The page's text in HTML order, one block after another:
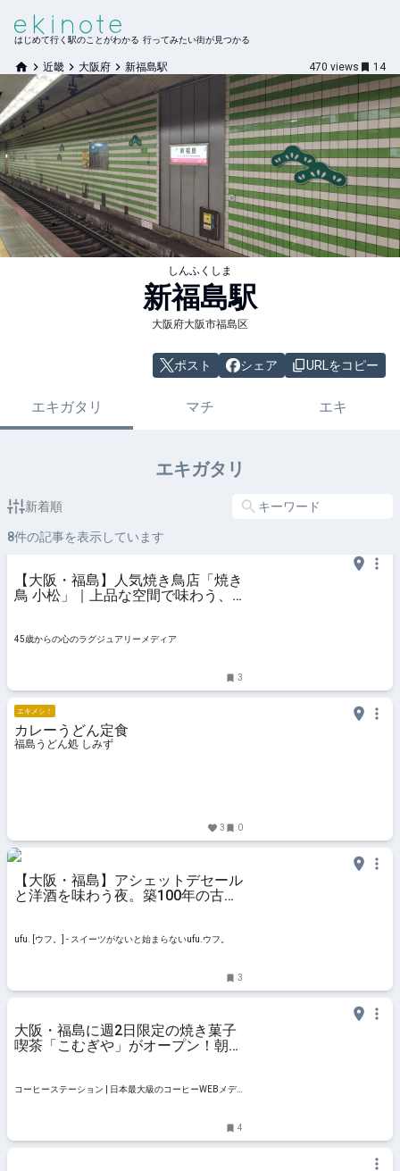
はじめて行く駅のことがわかる 行ってみたい街が見つかる
近畿 大阪府 新福島駅 470 views 14
しんふくしま
新福島駅
大阪府大阪市福島区
ポスト シェア URLをコピー
エキガタリ マチ エキ
エキガタリ
新着順
8件の記事を表示しています
【大阪・福島】人気焼き鳥店「焼き
鳥 小松」｜上品な空間で味わう、
45歳からの心のラグジュアリーメディア
3
エキメシ！
カレーうどん定食
福島うどん処 しみず
3 0
【大阪・福島】アシェットデセール
と洋酒を味わう夜。築100年の古民
[ウフ。]
ufu. [ウフ。] - スイーツがないと始まらないufu.ウフ。
3
大阪・福島に週2日限定の焼き菓子
喫茶「こむぎや」がオープン！朝の
コーヒーステーション | 日本最大級のコーヒーWEBメデ
4